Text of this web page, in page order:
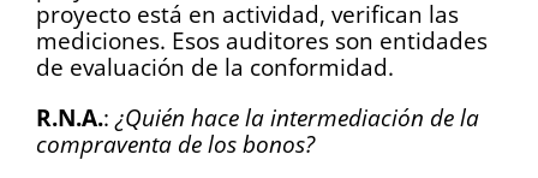
proyecto está en actividad, verifican las
mediciones. Esos auditores son entidades
de evaluación de la conformidad.
R.N.A.: ¿Quién hace la intermediación de la
compraventa de los bonos?